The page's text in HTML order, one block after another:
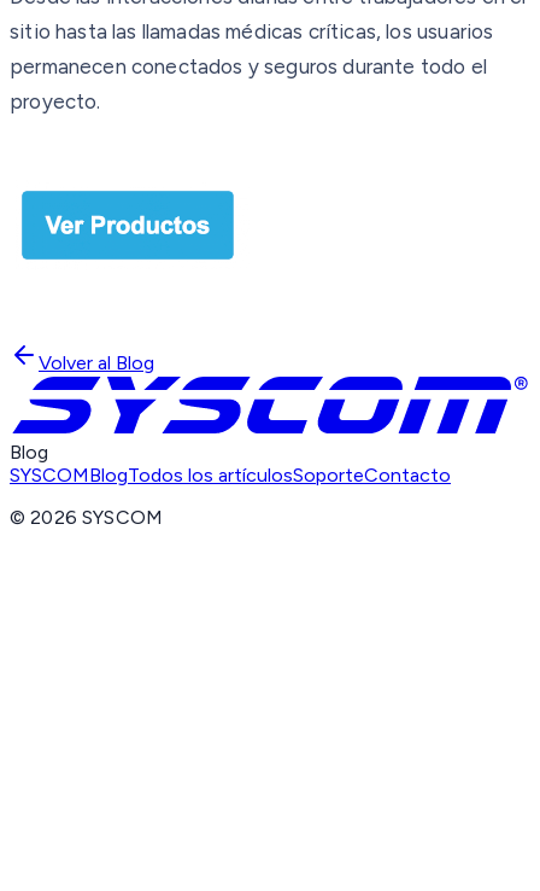
sitio hasta las llamadas médicas críticas, los usuarios
permanecen conectados y seguros durante todo el
proyecto.
Volver al Blog
Blog
SYSCOMBlogTodos los artículosSoporteContacto
©2026 SYSCOM